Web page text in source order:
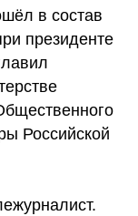
в состав
президенте
Российской